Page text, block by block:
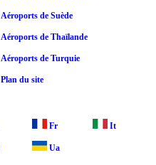
Aéroports de Suède
Aéroports de Thaïlande
Aéroports de Turquie
Plan du site
Fr It
Ua